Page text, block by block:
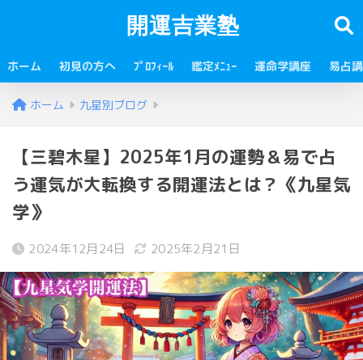
開運吉業塾
ホーム 初見の方へ ﾌﾟﾛﾌｨｰﾙ 鑑定ﾒﾆｭｰ 運命学講座 易占
ホーム 九星別ブログ
【三碧木星】2025年1月の運勢＆易で占
う運気が大転換する開運法とは？《九星気
学》
2024年12月24日 2025年2月21日